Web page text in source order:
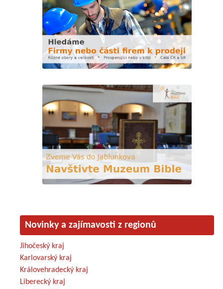
Novinky a zajímavosti z regionů
Jihočeský kraj
Karlovarský kraj
Královehradecký kraj
Liberecký kraj